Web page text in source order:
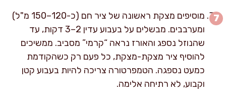
מוסיפים מצקת ראשונה של ציר חם (כ-120–150 מ"ל)
ומערבבים. מבשלים על בעבוע עדין 2–3 דקות, עד
שהנוזל נספג והאורז נראה “קרמי” מסביב. ממשיכים
להוסיף ציר מצקת-מצקת, כל פעם רק כשהקודמת
כמעט נספגה. הטמפרטורה צריכה להיות בעבוע קטן
וקבוע, לא רתיחה אלימה.